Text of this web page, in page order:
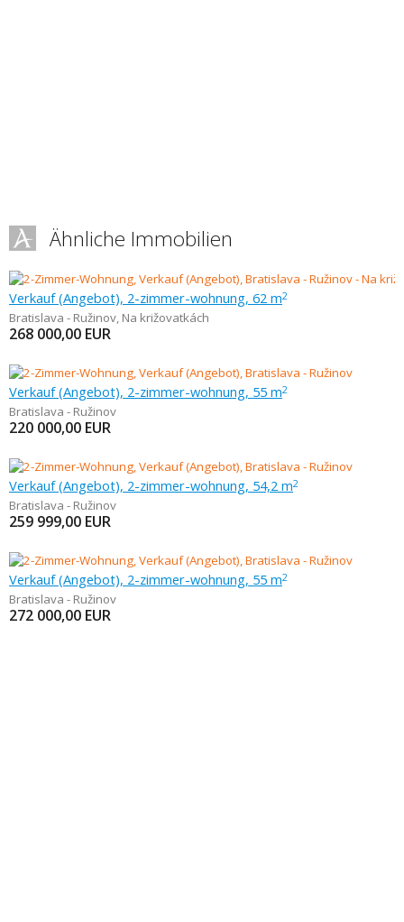
Ähnliche Immobilien
Verkauf (Angebot), 2-zimmer-wohnung, 62 m2
Bratislava - Ružinov, Na križovatkách
268 000,00 EUR
Verkauf (Angebot), 2-zimmer-wohnung, 55 m2
Bratislava - Ružinov
220 000,00 EUR
Verkauf (Angebot), 2-zimmer-wohnung, 54,2 m2
Bratislava - Ružinov
259 999,00 EUR
Verkauf (Angebot), 2-zimmer-wohnung, 55 m2
Bratislava - Ružinov
272 000,00 EUR